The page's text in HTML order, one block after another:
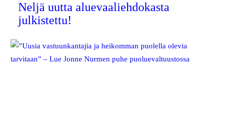
Neljä uutta aluevaaliehdokasta
julkistettu!